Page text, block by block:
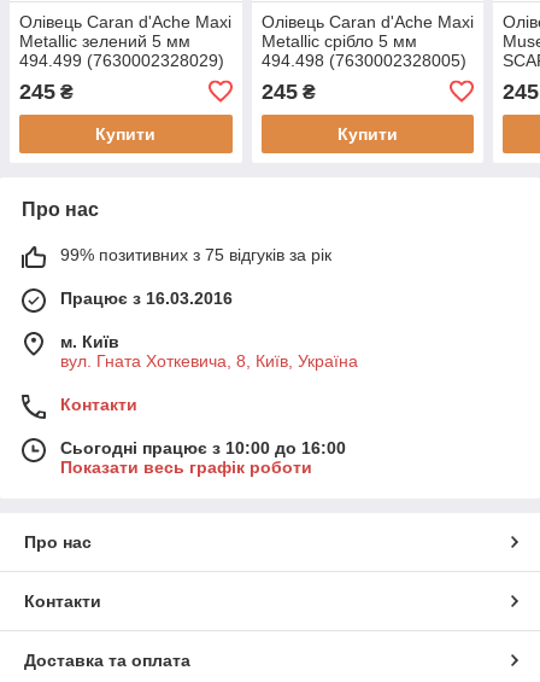
Олівець Caran d'Ache Maxi
Metallic зелений 5 мм
494.499 (7630002328029)
245 ₴
Купити
Олівець Caran d'Ache Maxi
Metallic срібло 5 мм
494.498 (7630002328005)
245₴
Купити
245
Про нас
99% позитивних з 75 відгуків за рік
Працює з 16.03.2016
м. Київ
вул. Гната Хоткевича, 8, Київ, Україна
Контакти
Сьогодні працює з 10:00 до 16:00
Показати весь графік роботи
Про нас
Контакти
Доставка та оплата